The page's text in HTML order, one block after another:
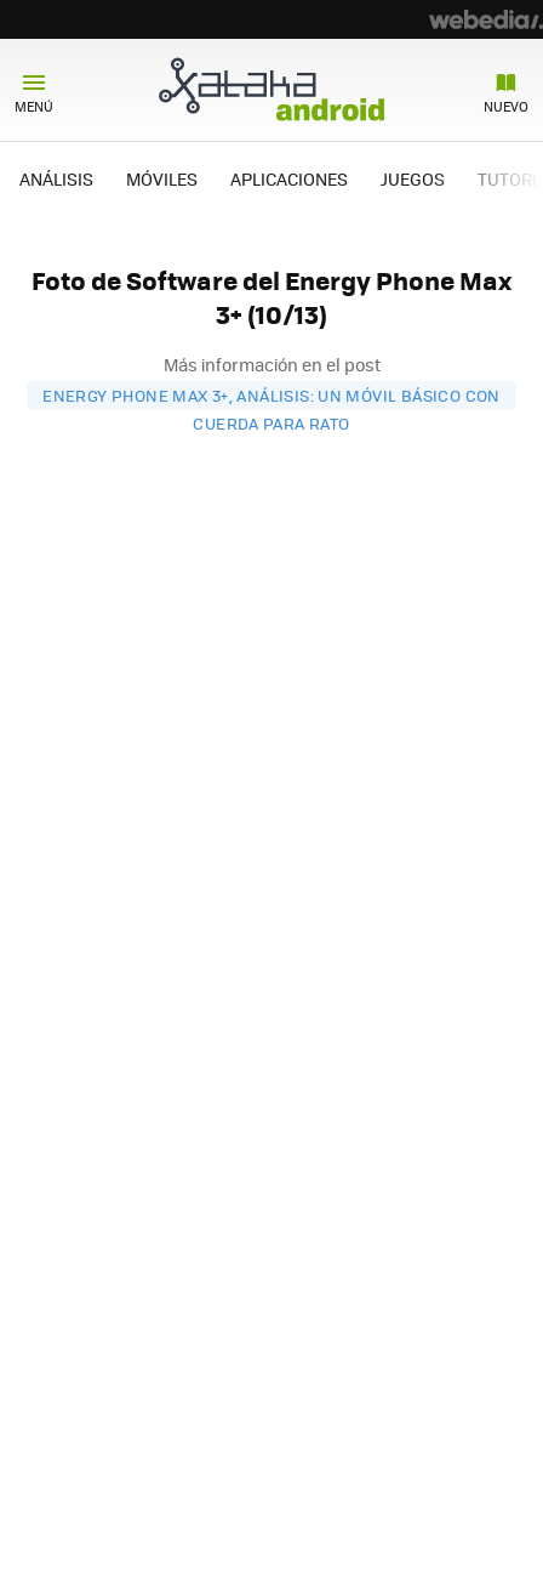
MENÚ NUEVO
ANÁLISIS MÓVILES APLICACIONES JUEGOS
Foto de Software del Energy Phone Max
3+ (10/13)
Más información en el post
ENERGY PHONE MAX 3+, ANÁLISIS: UN MÓVIL BÁSICO CON
CUERDA PARA RATO